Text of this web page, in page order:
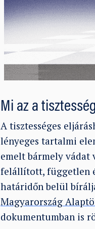
Mi az a
A tisztességes
lényeges tartalmi
emelt bármely vádat
felállított, független
határidőn belül
Magyarország
dokumentumban is